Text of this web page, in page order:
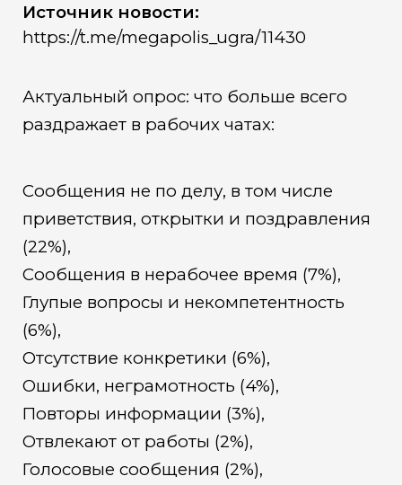
Источник новости:
https://t.me/megapolis_ugra/11430
Актуальный опрос: что больше всего
раздражает в рабочих чатах:
Сообщения не по делу, в том числе
приветствия, открытки и поздравления
(22%),
Сообщения в нерабочее время (7%),
Глупые вопросы и некомпетентность
(6%),
Отсутствие конкретики (6%),
Ошибки, неграмотность (4%),
Повторы информации (3%),
Отвлекают от работы (2%),
Голосовые сообщения (2%),